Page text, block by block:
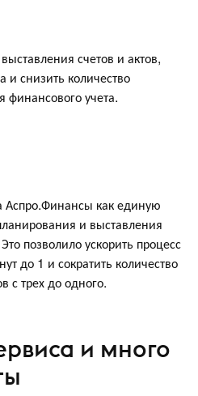
счетов и актов,
и снизить количество
финансового учета.
как единую
и выставления
позволило ускорить процесс
до 1 и сократить количество
с трех до одного.
и много